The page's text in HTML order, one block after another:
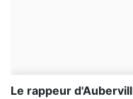
Le rappeur